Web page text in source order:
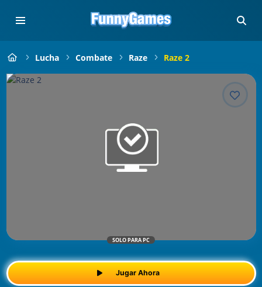
Lucha Combate Raze Raze 2
SOLO PARA PC
Jugar Ahora